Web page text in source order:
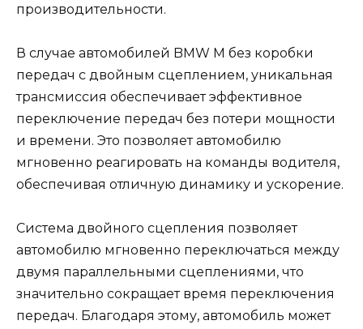
производительности.
В случае автомобилей BMW M без коробки
передач с двойным сцеплением, уникальная
трансмиссия обеспечивает эффективное
переключение передач без потери мощности
и времени. Это позволяет автомобилю
мгновенно реагировать на команды водителя,
обеспечивая отличную динамику и ускорение.
Система двойного сцепления позволяет
автомобилю мгновенно переключаться между
двумя параллельными сцеплениями, что
значительно сокращает время переключения
передач. Благодаря этому, автомобиль может